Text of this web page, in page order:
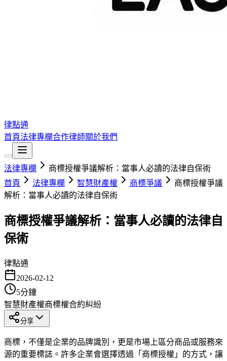
律點通
首頁法律專欄合作律師關於我們
法律專欄
商標授權爭議解析：當事人必讀的法律自保術
首頁
法律專欄 智慧財產權 商標爭議
商標授權爭議
解析：當事人必讀的法律自保術
商標授權爭議解析：當事人必讀的法律自
保術
律點通
2026-02-12
5分鐘
智慧財產權商標權合約糾紛
分享
商標，不僅是企業的品牌識別，更是市場上區分商品或服務來
源的重要標誌。許多企業會選擇透過「商標授權」的方式，讓